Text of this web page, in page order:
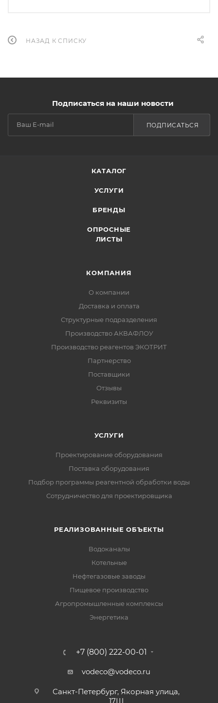
НАЗАД К СПИСКУ
Подписаться на наши новости
ПОДПИСАТЬСЯ
КАТАЛОГ
УСЛУГИ
БРЕНДЫ
ОПРОСНЫЕ
ЛИСТЫ
КОМПАНИЯ
О компании
Доставка и оплата
Структурные подразделения
Производство АКВАФЛОУ
Производство реагентов ЭКОТРИТ
Партнерство
Поставщики
Отзывы
Реквизиты
УСЛУГИ
Проектирование оборудования
Поставка оборудования
Подбор программы реагентной обработки воды
Сотрудничество для проектировщика
РЕАЛИЗОВАННЫЕ ОБЪЕКТЫ
Водоканалы
Котельные
Нефтегазовые заводы
Пищевое производство
Агропромышленные комплексы
Энергетика
+7 (800) 222-00-01
vodeco@vodeco.ru
Санкт-Петербург, Якорная улица,
17Ш